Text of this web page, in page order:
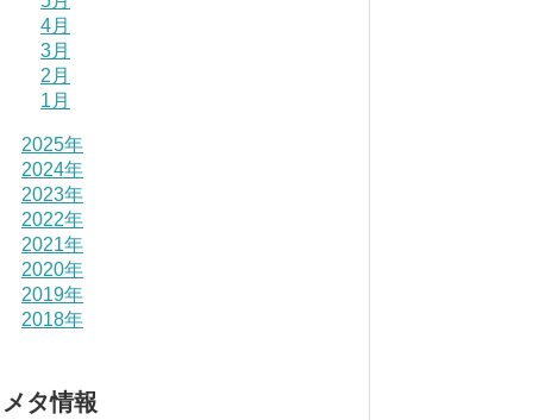
4月
3月
2月
1月
2025年
2024年
2023年
2022年
2021年
2020年
2019年
2018年
メタ情報